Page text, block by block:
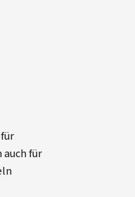
für